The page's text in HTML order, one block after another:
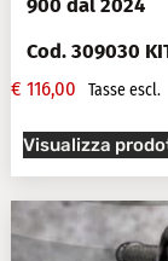
900 dal 2024
Cod. 309030
€ 116,00 Tasse escl.
Visualizza